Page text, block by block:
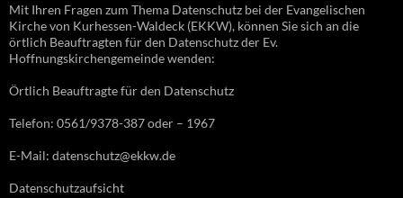
Mit Ihren Fragen zum Thema Datenschutz bei der Evangelischen
Kirche von Kurhessen-Waldeck (EKKW), können Sie sich an die
örtlich Beauftragten für den Datenschutz der Ev.
Hoffnungskirchengemeinde wenden:
Örtlich Beauftragte für den Datenschutz
Telefon: 0561/9378-387 oder – 1967
E-Mail: datenschutz@ekkw.de
Datenschutzaufsicht